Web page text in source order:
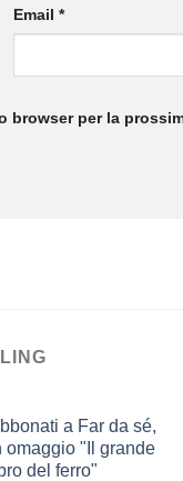
Email*
browser per la
a Far da sé,
omaggio "Il grande
del ferro"